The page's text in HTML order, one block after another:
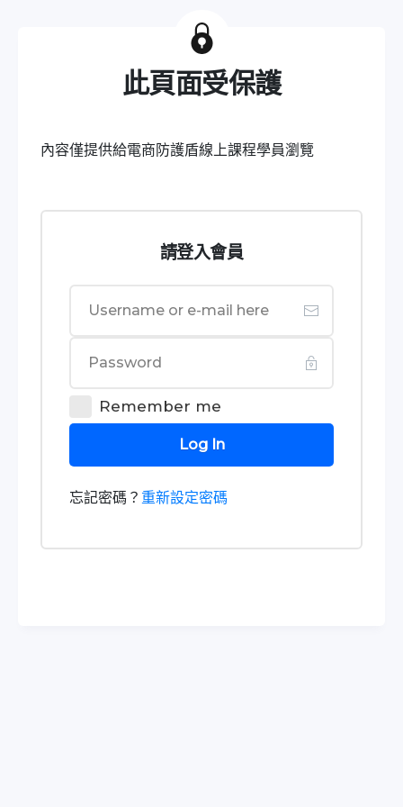
此頁面受保護
內容僅提供給電商防護盾線上課程學員瀏覽
請登入會員
Remember me
Log In
忘記密碼？ 重新設定密碼